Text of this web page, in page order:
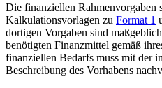
Die finanziellen Rahmenvorgaben
Kalkulationsvorlagen zu Format 1
dortigen Vorgaben sind
benötigten Finanzmittel gemäß
finanziellen Bedarfs muss mit der
Beschreibung des Vorhabens